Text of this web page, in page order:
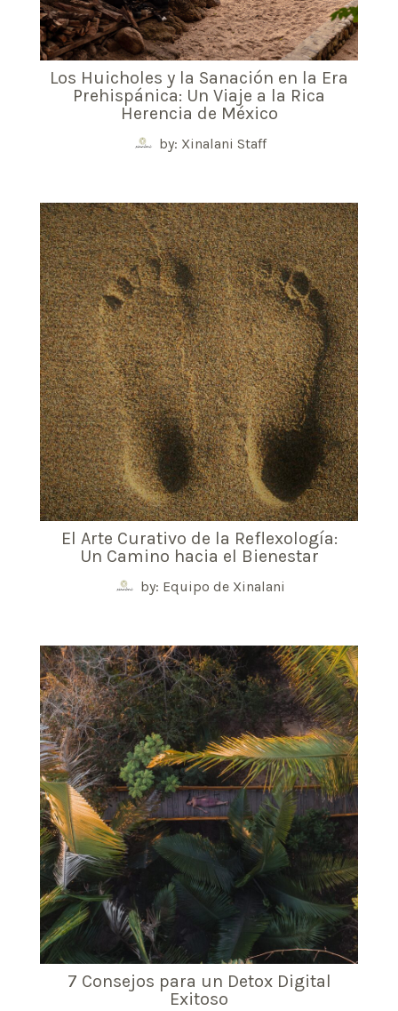
Los Huicholes y la Sanación en la Era
Prehispánica: Un Viaje a la Rica
Herencia de México
by: Xinalani Staff
El Arte Curativo de la Reflexología:
Un Camino hacia el Bienestar
by: Equipo de Xinalani
7 Consejos para un Detox Digital
Exitoso